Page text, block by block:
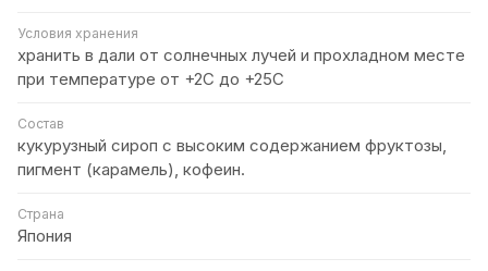
Условия хранения
хранить в дали от солнечных лучей и прохладном месте
при температуре от +2С до +25С
Состав
кукурузный сироп с высоким содержанием фруктозы,
пигмент (карамель), кофеин.
Страна
Япония